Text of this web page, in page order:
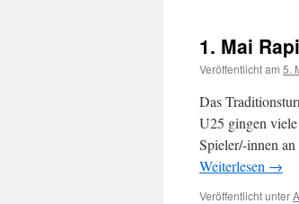
1. Mai
Veröffentlicht am 5.
Das
U25 gingen
Spieler/-innen
Weiterlesen →
Veröffentlicht unter